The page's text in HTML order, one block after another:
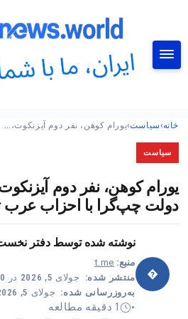
خانه›سیاست›یورام کوهن، نفر دوم آیزنکوت،…
سیاست
یورام کوهن، نفر دوم
دولت چپ‌گرا با احزاب عرب
�
نوشته شده توسط دفتر
منبع: t.me
منتشر شده: جولای 5, 2026 در 7:00 ب.ظ
به‌روزرسانی شده: جولای 5, 2026 در 4:00 ب.ظ
•
1 دقیقه مطالعه